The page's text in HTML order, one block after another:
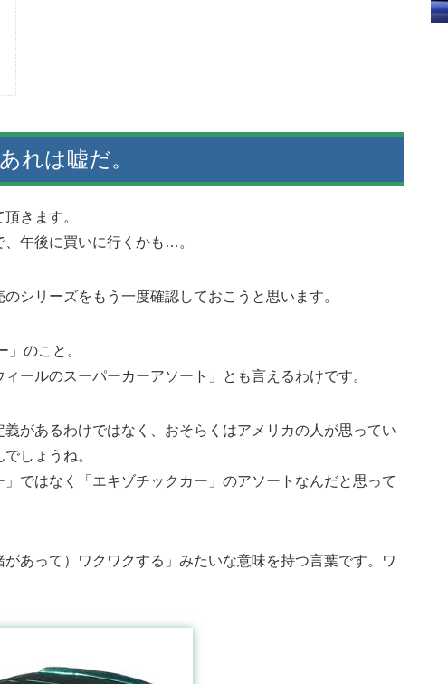
れは嘘だ。
きます。
午後に買いに行くかも…。
シリーズをもう一度確認しておこうと思います。
のこと。
ールのスーパーカーアソート」とも言えるわけです。
があるわけではなく、おそらくはアメリカの人が思ってい
しょうね。
ではなく「エキゾチックカー」のアソートなんだと思って
あって）ワクワクする」みたいな意味を持つ言葉です。ワ